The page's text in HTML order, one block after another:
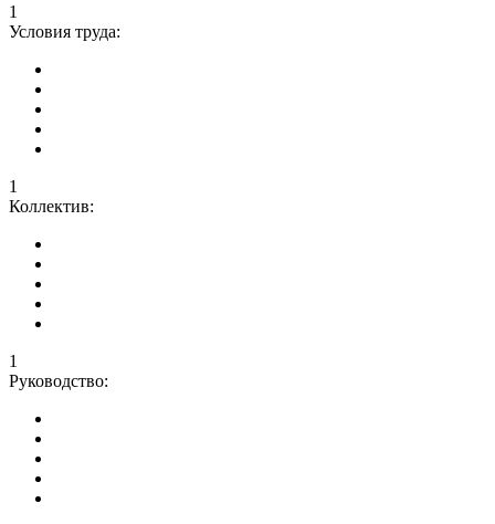
1
Условия труда:
1
Коллектив:
1
Руководство: